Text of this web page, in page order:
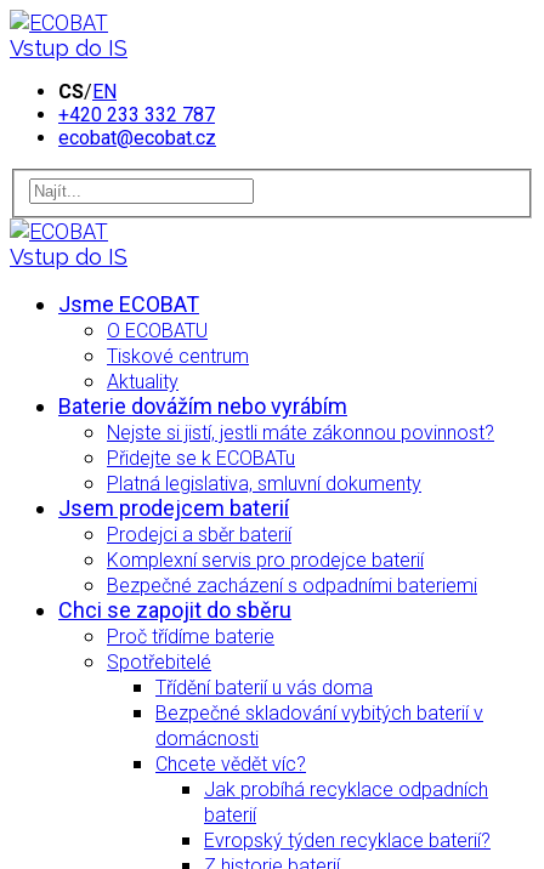
Vstup do IS
CS/EN
+420 233 332 787
ecobat@ecobat.cz
Vstup do IS
Jsme ECOBAT
O ECOBATU
Tiskové centrum
Aktuality
Baterie dovážím nebo vyrábím
Nejste si jistí, jestli máte zákonnou povinnost?
Přidejte se k ECOBATu
Platná legislativa, smluvní dokumenty
Jsem prodejcem baterií
Prodejci a sběr baterií
Komplexní servis pro prodejce baterií
Bezpečné zacházení s odpadními bateriemi
Chci se zapojit do sběru
Proč třídíme baterie
Spotřebitelé
Třídění baterií u vás doma
Bezpečné skladování vybitých baterií v
domácnosti
Chcete vědět víc?
Jak probíhá recyklace odpadních
baterií
Evropský týden recyklace baterií?